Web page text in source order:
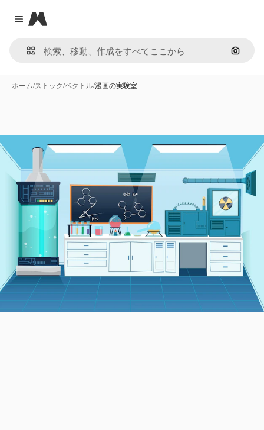
Close menu
Magnific
画像で
ホーム/ストック/ベクトル/漫画の実験室